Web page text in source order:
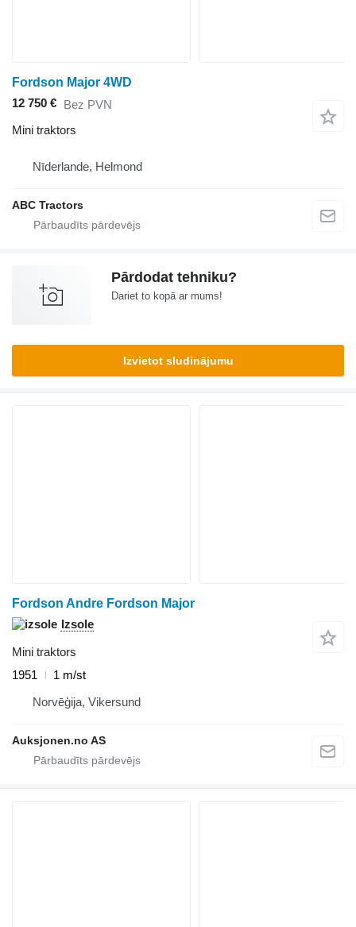
Fordson Major 4WD
12 750 € Bez PVN
Mini traktors
Nīderlande, Helmond
ABC Tractors
Pārdodat tehniku?
Dariet to kopā ar mums!
Izvietot sludinājumu
Fordson Andre Fordson Major
Izsole
Mini traktors
1951
1 m/st
Norvēģija, Vikersund
Auksjonen.no AS